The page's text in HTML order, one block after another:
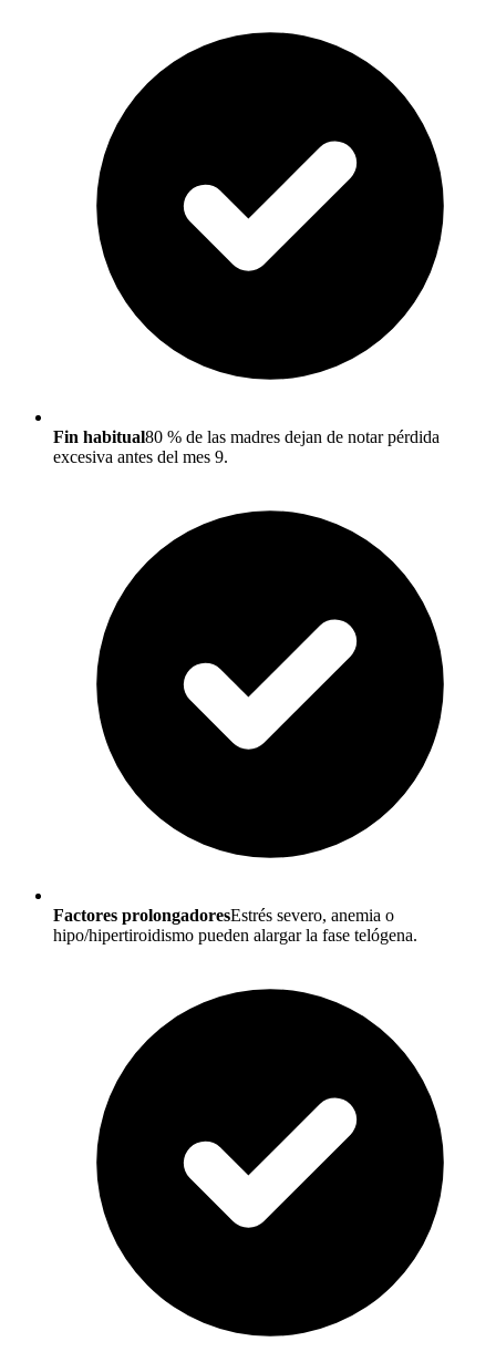
Fin habitual80 % de las madres dejan de notar pérdida
excesiva antes del mes 9.
Factores prolongadoresEstrés severo, anemia o
hipo/hipertiroidismo pueden alargar la fase telógena.